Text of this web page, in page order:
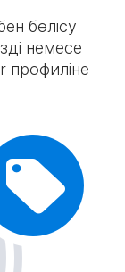
бөлісу
немесе